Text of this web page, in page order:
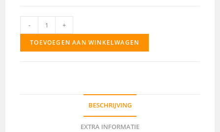
-
1111
aantal
+
TOEVOEGEN AAN WINKELWAGEN
BESCHRIJVING
EXTRA INFORMATIE